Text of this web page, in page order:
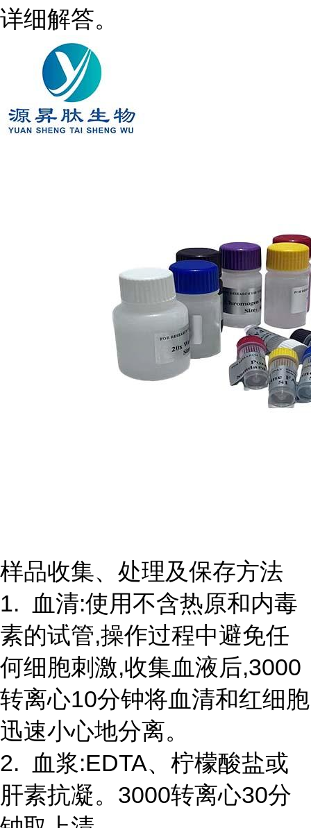
详细解答。
样品收集、处理及保存方法
1. 血清:使用不含热原和内毒
素的试管,操作过程中避免任
何细胞刺激,收集血液后,3000
转离心10分钟将血清和红细胞
迅速小心地分离。
2. 血浆:EDTA、柠檬酸盐或
肝素抗凝。3000转离心30分